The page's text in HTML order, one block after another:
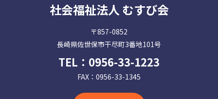
社会福祉法人 むすび会
〒857-0852
長崎県佐世保市干尽町3番地101号
TEL： 0956-33-1223
FAX：0956-33-1345